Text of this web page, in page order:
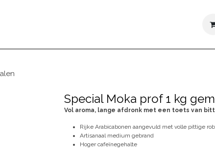
Special Moka prof 1 kg
Vol aroma, lange afdronk met een toets van
Rijke Arabicabonen aangevuld met volle pittige
Artisanaal medium gebrand
Hoger cafeïnegehalte